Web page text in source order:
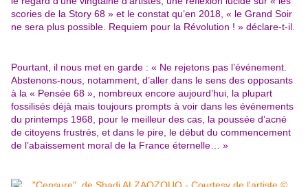
scories de la Story 68 » et le constat qu’en 2018, « le Grand Soir
ne sera plus possible. Requiem pour la Révolution ! » déclare-t-il.
Pourtant, il nous met en garde : « Ne rejetons pas l’événement.
Abstenons-nous, notamment, d’aller dans le sens des opposants
à la « Pensée 68 », nombreux encore aujourd’hui, la plupart
fossilisés déjà mais toujours prompts à voir dans les événements
du printemps 1968, pour le meilleur des cas, la poussée d’acné
de citoyens frustrés, et dans le pire, le début du commencement
de l’abaissement moral de la France éternelle… »